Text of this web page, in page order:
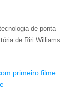
de ponta
de Riri Williams
primeiro filme